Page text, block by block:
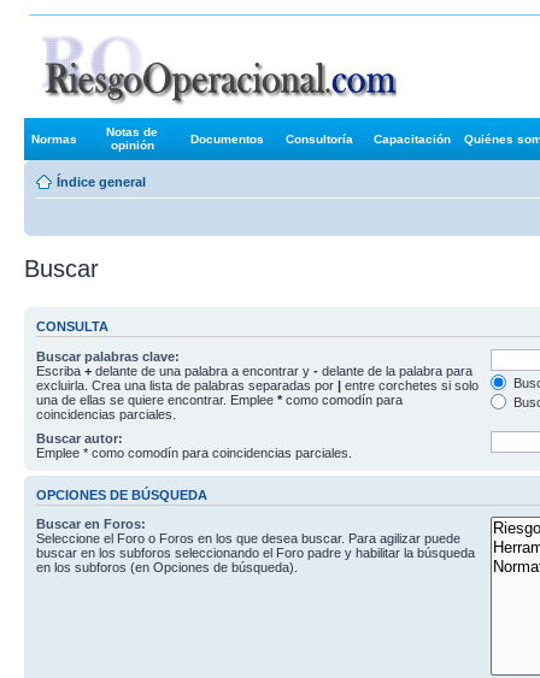
Normas
Notas de
opinión
Documentos Consultoría Capacitación Quiénes
Índice general
Buscar
CONSULTA
Buscar palabras clave:
Escriba + delante de una palabra a encontrar y - delante de la palabra para
excluirla. Crea una lista de palabras separadas por | entre corchetes si solo
una de ellas se quiere encontrar. Emplee * como comodín para
coincidencias parciales.
Buscar autor:
Emplee * como comodín para coincidencias parciales.
OPCIONES DE BÚSQUEDA
Buscar en Foros:
Seleccione el Foro o Foros en los que desea buscar. Para agilizar puede
buscar en los subforos seleccionando el Foro padre y habilitar la búsqueda
en los subforos (en Opciones de búsqueda).